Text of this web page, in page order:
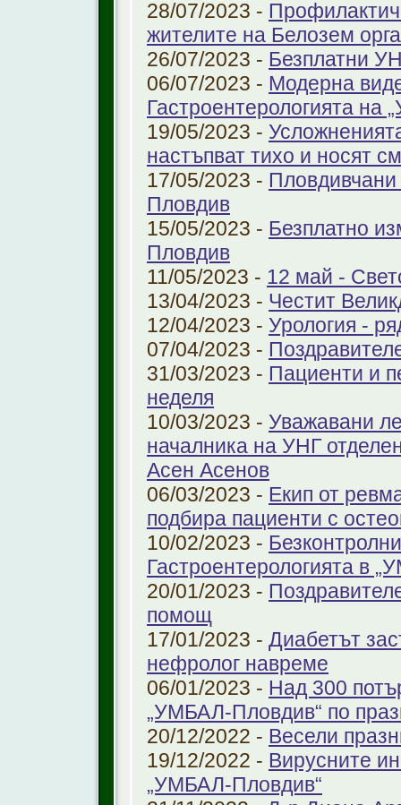
28/07/2023 -
жителите на Белозем
26/07/2023 - Безплатни
06/07/2023 - Модерна
Гастроентерологията на
19/05/2023 -
настъпват тихо и носят
17/05/2023 -
Пловдив
15/05/2023 - Безплатно
Пловдив
11/05/2023 - 12 май -
13/04/2023 - Честит
12/04/2023 - Урология -
07/04/2023 -
31/03/2023 - Пациенти и
неделя
10/03/2023 - Уважавани
началника на УНГ
Асен Асенов
06/03/2023 - Екип от
подбира пациенти с
10/02/2023 -
Гастроентерологията в
20/01/2023 -
помощ
17/01/2023 - Диабетът
нефролог навреме
06/01/2023 - Над 300
„УМБАЛ-Пловдив“ по
20/12/2022 - Весели
19/12/2022 - Вирусните
„УМБАЛ-Пловдив“